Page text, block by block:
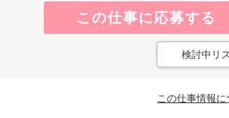
この仕事に応募する
検討中リ
この仕事情報